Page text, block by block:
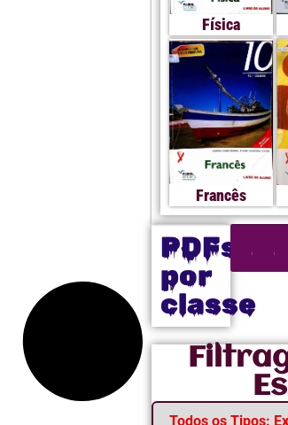
PDFs
por
classe
Classe
Física
Francês